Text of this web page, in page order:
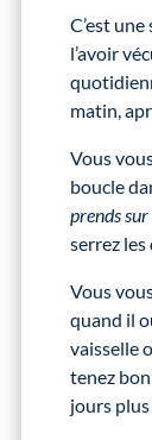
C’est
l’avoir
matin,
Vous
boucle
prends
serrez les
Vous
quand il
vaisselle
tenez
jours